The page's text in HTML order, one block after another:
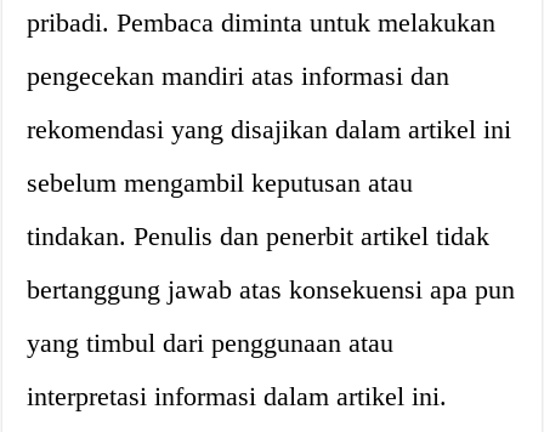
pribadi. Pembaca diminta untuk melakukan
pengecekan mandiri atas informasi dan
rekomendasi yang disajikan dalam artikel ini
sebelum mengambil keputusan atau
tindakan. Penulis dan penerbit artikel tidak
bertanggung jawab atas konsekuensi apa pun
yang timbul dari penggunaan atau
interpretasi informasi dalam artikel ini.